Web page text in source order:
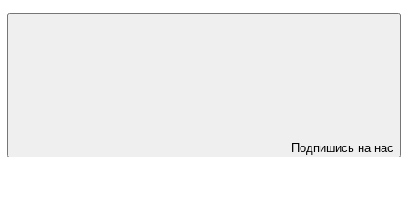
Подпишись на нас